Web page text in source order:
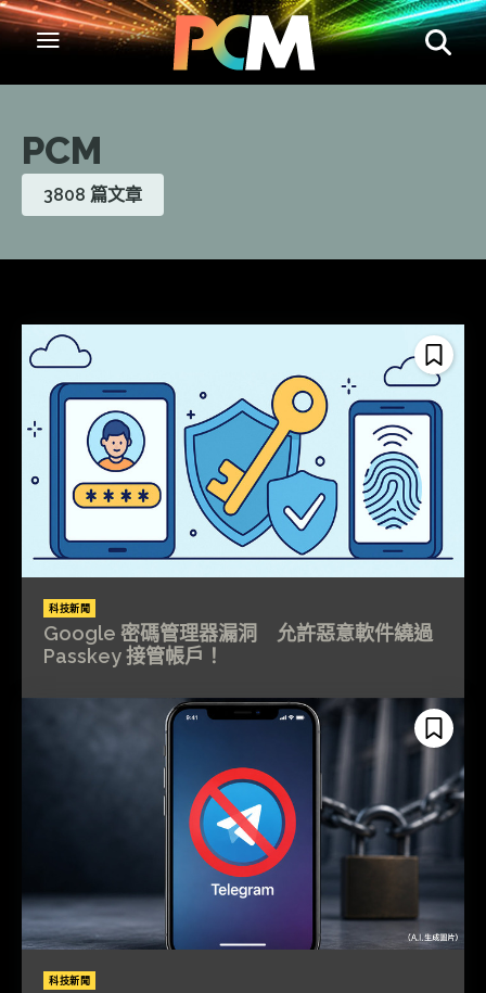
PCM
3808 篇文章
科技新聞
Google 密碼管理器漏洞 允許惡意軟件繞過
Passkey 接管帳戶！
科技新聞